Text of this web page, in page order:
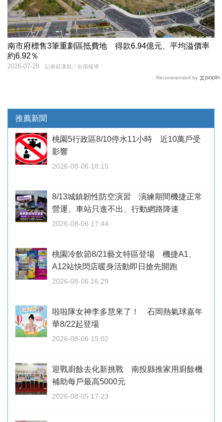
南市府標售3筆重劃區抵費地 得款6.94億元、平均溢價率
約6.92％
記者莊漢昌／台南報導
2026-07-28
Recommended by
推薦新聞
桃園5行政區8/10停水11小時 近10萬戶受
影響
2026-08-06 18:15
8/13城鎮韌性防空演習 演練期間機捷正常
營運、車站只進不出、行動網路降速
2026-08-06 17:44
桃園冷飲節8/21藝文特區登場 機捷A1、
A12站快閃店暖身活動即日搶先開跑
2026-08-06 16:29
啦啦隊女神李多慧來了！ 石岡熱氣球嘉年
華8/22起登場
2026-08-06 15:02
迎戰廚餘去化新挑戰 南投縣推家用廚餘機
補助每戶最高5000元
2026-08-05 17:23